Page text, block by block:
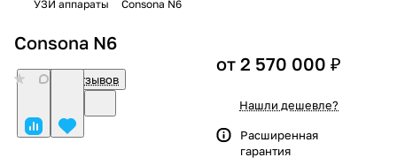
УЗИ аппараты
Consona N6
Consona N6
Нет отзывов
от 2 570 000 ₽
Нашли дешевле?
Расширенная
гарантия